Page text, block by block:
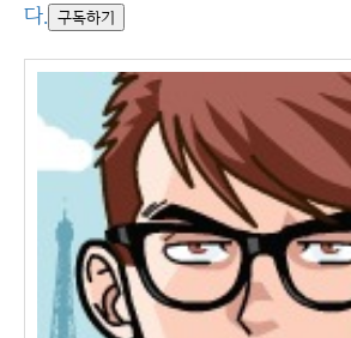
다. 구독하기